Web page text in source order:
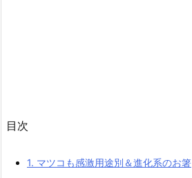
目次
1. マツコも感激用途別＆進化系のお箸